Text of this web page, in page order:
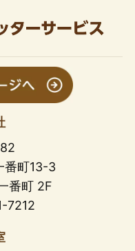
番町13-3
番町 2F
7212